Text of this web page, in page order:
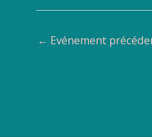
← Evénement